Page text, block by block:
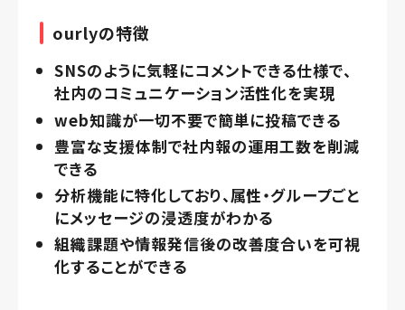
ourlyの特徴
SNSのように気軽にコメントできる仕様で、
社内のコミュニケーション活性化を実現
web知識が一切不要で簡単に投稿できる
豊富な支援体制で社内報の運用工数を削減
できる
分析機能に特化しており、属性・グループごと
にメッセージの浸透度がわかる
組織課題や情報発信後の改善度合いを可視
化することができる